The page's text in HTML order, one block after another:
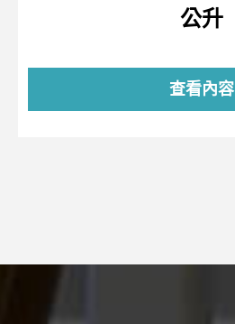
公升
查看內容